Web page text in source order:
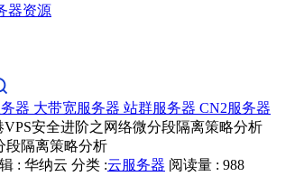
器资源
器 大带宽服务器 站群服务器 CN2服务器
VPS安全进阶之网络微分段隔离策略分析
段隔离策略分析
: 华纳云 分类 :云服务器 阅读量 : 988